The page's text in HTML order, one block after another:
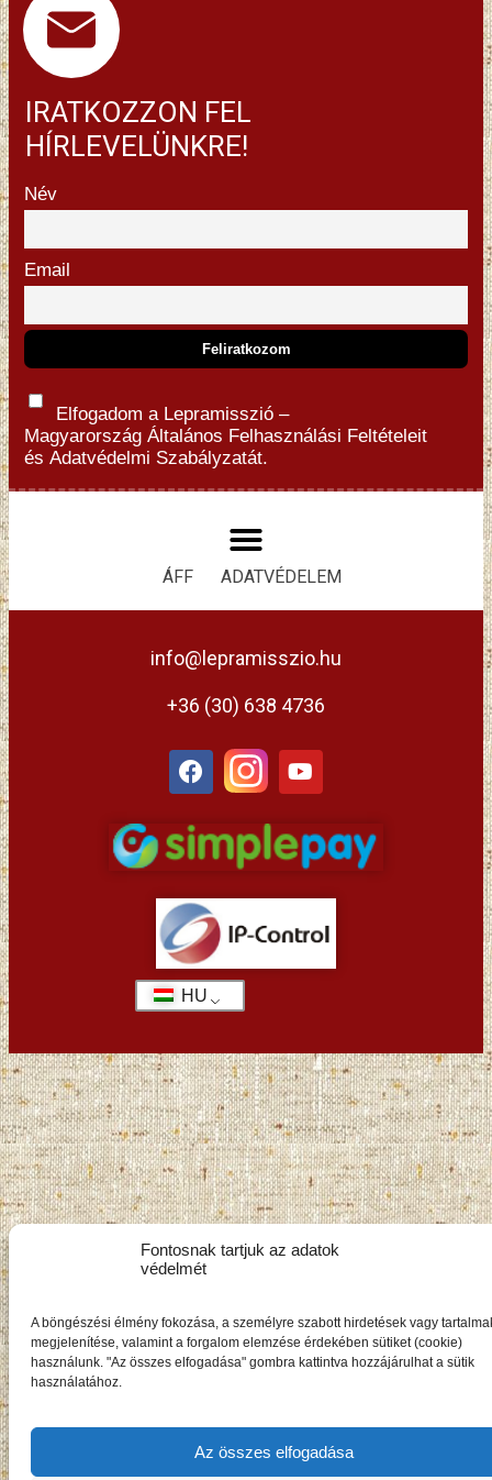
Fontosnak tartjuk az adatok
védelmét
A böngészési élmény fokozása, a személyre szabott hirdetések vagy
megjelenítése, valamint a forgalom elemzése érdekében sütiket (cookie)
használunk. "Az összes elfogadása" gombra kattintva hozzájárulhat a sütik
használatához.
Az összes elfogadása
IRATKOZZON FEL
HÍRLEVELÜNKRE!
Név
Email
Elfogadom a Lepramisszió –
Magyarország Általános Felhasználási Feltételeit
és Adatvédelmi Szabályzatát.
ÁFF ADATVÉDELEM
info@lepramisszio.hu
+36 (30) 638 4736
HU